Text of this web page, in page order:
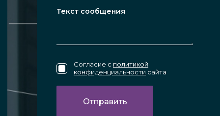
Согласие с политикой
конфиденциальности сайта